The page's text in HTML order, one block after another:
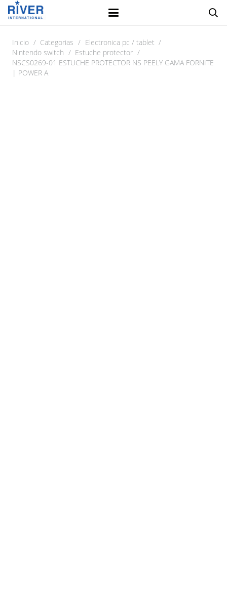
Inicio / Categorias / Electronica pc / tablet /
Nintendo switch / Estuche protector /
NSCS0269-01 ESTUCHE PROTECTOR NS PEELY GAMA FORNITE
| POWER A